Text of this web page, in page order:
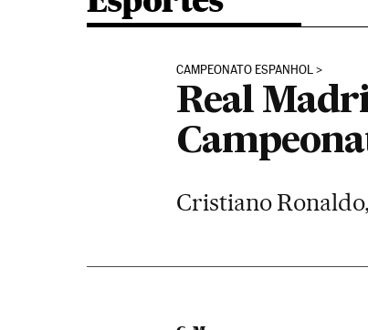
CAMPEONATO ESPANHOL
Real
Cristiano